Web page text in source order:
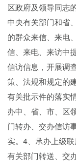
区政府及领导同志
中央有关部门和省
的群众来信、来电
信、来电、来访中
信访信息，开展调
策、法规和规定的
有关批示件的落实
办中、省、市、区
门转办、交办信访
实。4、承办上级
有关部门转送、交